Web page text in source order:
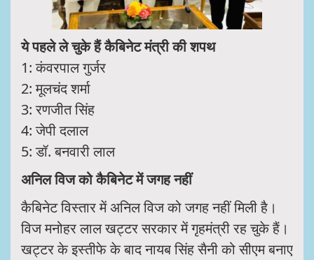
ये पहले ले चुके हैं कैबिनेट मंत्री की शपथ
1: कंवरपाल गुर्जर
2: मूलचंद शर्मा
3: रणजीत सिंह
4: जेपी दलाल
5: डॉ. बनवारी लाल
अनिल विज को कैबिनेट में जगह नहीं
कैबिनेट विस्तार में अनिल विज को जगह नहीं मिली है।
विज मनोहर लाल खट्टर सरकार में गृहमंत्री रह चुके हैं।
खट्टर के इस्तीफे के बाद नायब सिंह सैनी को सीएम बनाए